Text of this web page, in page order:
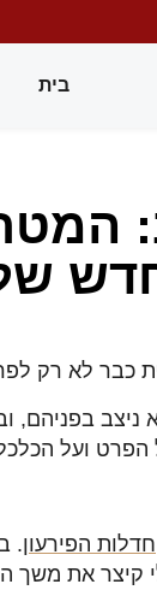
בית
בפניהם,
הפרט ועל
חדלות הפירעון.
קיצר את